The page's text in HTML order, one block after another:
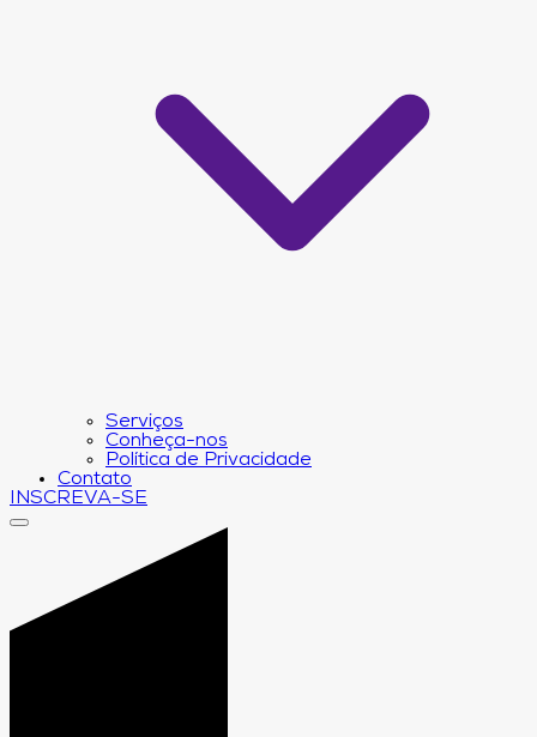
Serviços
Conheça-nos
Política de Privacidade
Contato
INSCREVA-SE